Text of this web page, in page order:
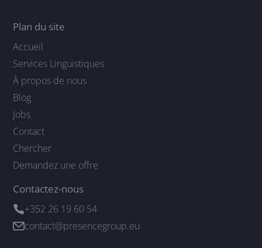
Plan du site
Accueil
Services Linguistiques
À propos de nous
Blog
Jobs
Contact
Chercher
Demandez une offre
Contactez-nous
+352 26 19 60 54
contact@presencegroup.eu